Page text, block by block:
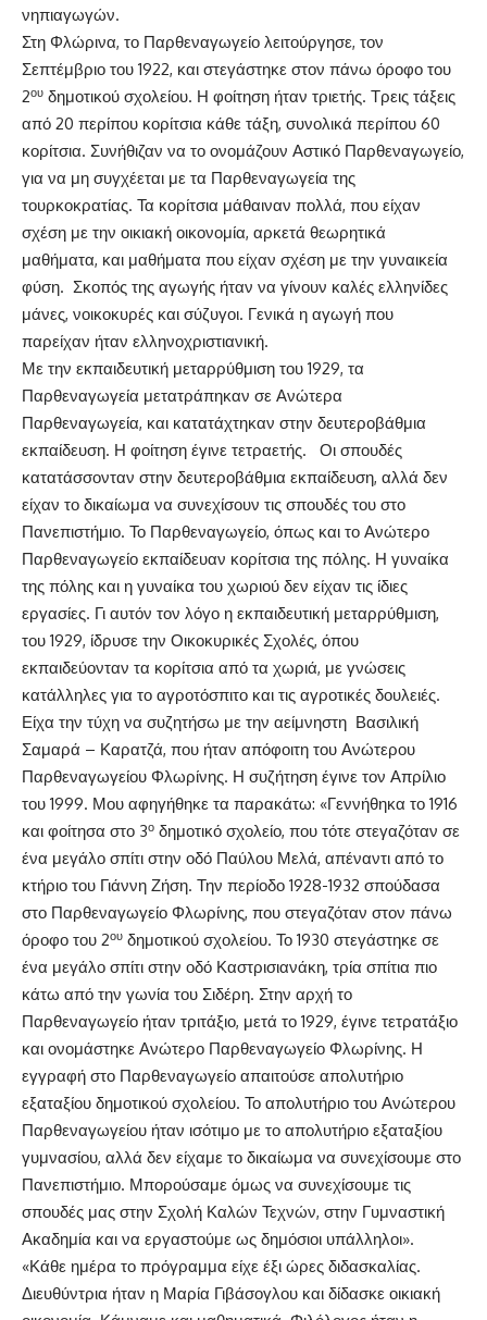
νηπιαγωγών.
Στη Φλώρινα, το Παρθεναγωγείο λειτούργησε, τον
Σεπτέμβριο του 1922, και στεγάστηκε στον πάνω όροφο του
2ου δημοτικού σχολείου. Η φοίτηση ήταν τριετής. Τρεις τάξεις
από 20 περίπου κορίτσια κάθε τάξη, συνολικά περίπου 60
κορίτσια. Συνήθιζαν να το ονομάζουν Αστικό Παρθεναγωγείο,
για να μη συγχέεται με τα Παρθεναγωγεία της
τουρκοκρατίας. Τα κορίτσια μάθαιναν πολλά, που είχαν
σχέση με την οικιακή οικονομία, αρκετά θεωρητικά
μαθήματα, και μαθήματα που είχαν σχέση με την γυναικεία
φύση. Σκοπός της αγωγής ήταν να γίνουν καλές ελληνίδες
μάνες, νοικοκυρές και σύζυγοι. Γενικά η αγωγή που
παρείχαν ήταν ελληνοχριστιανική.
Με την εκπαιδευτική μεταρρύθμιση του 1929, τα
Παρθεναγωγεία μετατράπηκαν σε Ανώτερα
Παρθεναγωγεία, και κατατάχτηκαν στην δευτεροβάθμια
εκπαίδευση. Η φοίτηση έγινε τετραετής. Οι σπουδές
κατατάσσονταν στην δευτεροβάθμια εκπαίδευση, αλλά δεν
είχαν το δικαίωμα να συνεχίσουν τις σπουδές του στο
Πανεπιστήμιο. Το Παρθεναγωγείο, όπως και το Ανώτερο
Παρθεναγωγείο εκπαίδευαν κορίτσια της πόλης. Η γυναίκα
της πόλης και η γυναίκα του χωριού δεν είχαν τις ίδιες
εργασίες. Γι αυτόν τον λόγο η εκπαιδευτική μεταρρύθμιση,
του 1929, ίδρυσε την Οικοκυρικές Σχολές, όπου
εκπαιδεύονταν τα κορίτσια από τα χωριά, με γνώσεις
κατάλληλες για το αγροτόσπιτο και τις αγροτικές δουλειές.
Είχα την τύχη να συζητήσω με την αείμνηστη Βασιλική
Σαμαρά – Καρατζά, που ήταν απόφοιτη του Ανώτερου
Παρθεναγωγείου Φλωρίνης. Η συζήτηση έγινε τον Απρίλιο
του 1999. Μου αφηγήθηκε τα παρακάτω: «Γεννήθηκα το 1916
και φοίτησα στο 3ο δημοτικό σχολείο, που τότε στεγαζόταν σε
ένα μεγάλο σπίτι στην οδό Παύλου Μελά, απέναντι από το
κτήριο του Γιάννη Ζήση. Την περίοδο 1928-1932 σπούδασα
στο Παρθεναγωγείο Φλωρίνης, που στεγαζόταν στον πάνω
όροφο του 2ου δημοτικού σχολείου. Το 1930 στεγάστηκε σε
ένα μεγάλο σπίτι στην οδό Καστρισιανάκη, τρία σπίτια πιο
κάτω από την γωνία του Σιδέρη. Στην αρχή το
Παρθεναγωγείο ήταν τριτάξιο, μετά το 1929, έγινε τετρατάξιο
και ονομάστηκε Ανώτερο Παρθεναγωγείο Φλωρίνης. Η
εγγραφή στο Παρθεναγωγείο απαιτούσε απολυτήριο
εξαταξίου δημοτικού σχολείου. Το απολυτήριο του Ανώτερου
Παρθεναγωγείου ήταν ισότιμο με το απολυτήριο εξαταξίου
γυμνασίου, αλλά δεν είχαμε το δικαίωμα να συνεχίσουμε στο
Πανεπιστήμιο. Μπορούσαμε όμως να συνεχίσουμε τις
σπουδές μας στην Σχολή Καλών Τεχνών, στην Γυμναστική
Ακαδημία και να εργαστούμε ως δημόσιοι υπάλληλοι».
«Κάθε ημέρα το πρόγραμμα είχε έξι ώρες διδασκαλίας.
Διευθύντρια ήταν η Μαρία Γιβάσογλου και δίδασκε οικιακή